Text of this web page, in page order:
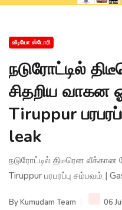
வீடியோ ஸ்டோரி
நடுரோட்டில்
சிதறிய வாகன
Tiruppur
leak
நடுரோட்டில் திடீரென லீக்கான
Tiruppur பரபரப்பு சம்பவம் |
ByKumudam Team
06